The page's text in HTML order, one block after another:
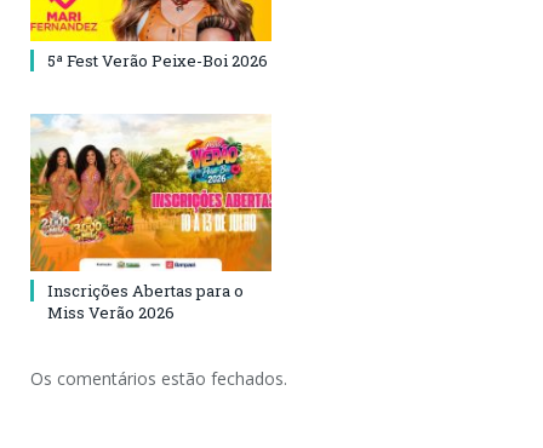
5ª Fest Verão Peixe-Boi 2026
Inscrições Abertas para o
Miss Verão 2026
Os comentários estão fechados.